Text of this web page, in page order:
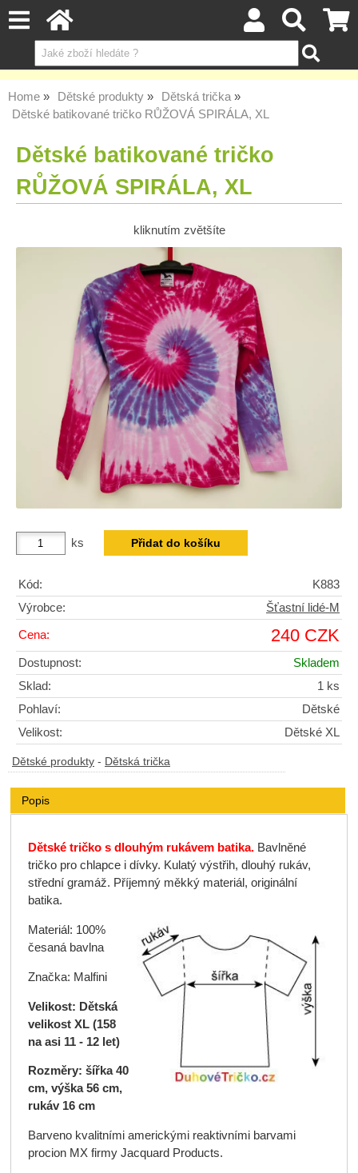
Home Dětské produkty
Dětská trička
Dětské batikované tričko RŮŽOVÁ SPIRÁLA, XL
Dětské batikované tričko
RŮŽOVÁ SPIRÁLA, XL
kliknutím zvětšíte
ks
Kód:
K883
Výrobce:
Šťastní lidé-M
Cena: 240 CZK
Dostupnost:
Skladem
Sklad:
1 ks
Pohlaví:
Dětské
Velikost:
Dětské XL
Dětské produkty - Dětská trička
Popis
Dětské tričko s dlouhým rukávem batika. Bavlněné
tričko pro chlapce i dívky. Kulatý výstřih, dlouhý rukáv,
střední gramáž. Příjemný měkký materiál, originální
batika.
Materiál: 100%
česaná bavlna
Značka: Malfini
Velikost: Dětská
velikost XL (158
na asi 11 - 12 let)
Rozměry: šířka 40
cm, výška 56 cm,
rukáv 16 cm
Barveno kvalitními americkými reaktivními barvami
procion MX firmy Jacquard Products.